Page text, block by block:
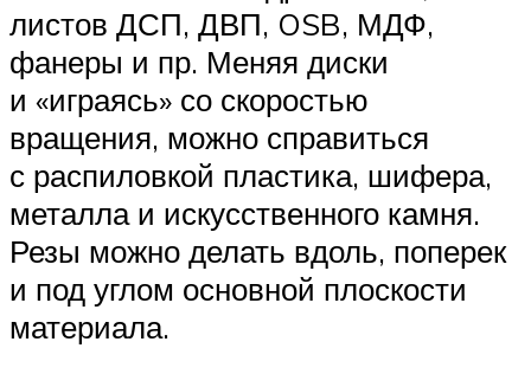
листов ДСП, ДВП, OSB, МДФ,
фанеры и пр. Меняя диски
и «играясь» со скоростью
вращения, можно справиться
с распиловкой пластика, шифера,
металла и искусственного камня.
Резы можно делать вдоль, поперек
и под углом основной плоскости
материала.